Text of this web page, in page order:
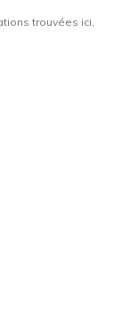
trouvées ici,